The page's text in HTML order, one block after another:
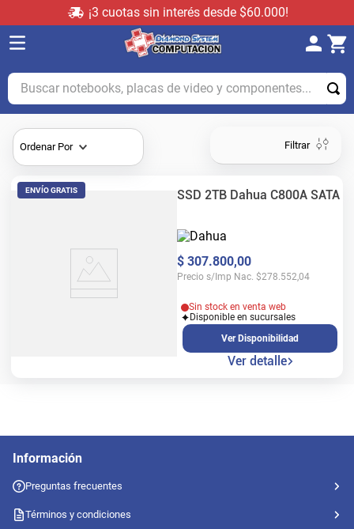
¡3 cuotas sin interés desde $60.000!
Buscar notebooks, placas de video y componentes...
Ordenar Por Filtrar
ENVÍO GRATIS SSD 2TB Dahua C800A SATA
$ 307.800,00
Precio s/Imp Nac. $278.552,04
Sin stock en venta web
Disponible en sucursales
Ver Disponibilidad
Ver detalle
Información
Preguntas frecuentes
Términos y condiciones